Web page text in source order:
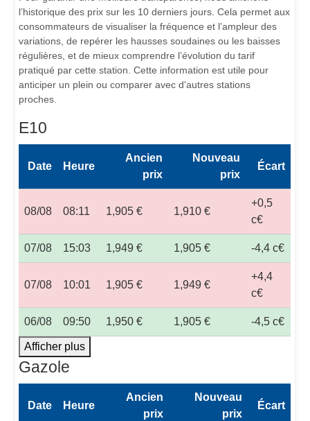
l’historique des prix sur les 10 derniers jours. Cela permet aux
consommateurs de visualiser la fréquence et l’ampleur des
variations, de repérer les hausses soudaines ou les baisses
régulières, et de mieux comprendre l’évolution du tarif
pratiqué par cette station. Cette information est utile pour
anticiper un plein ou comparer avec d'autres stations
proches.
E10
Date Heure
Ancien
prix
Nouveau
prix
Écart
08/08 08:11 1,905 € 1,910 €
+0,5
c€
07/08 15:03 1,949 € 1,905 € -4,4 c€
07/08 10:01 1,905 € 1,949 €
+4,4
c€
06/08 09:50 1,950 € 1,905 € -4,5 c€
Afficher plus
Gazole
Date Heure
Ancien
prix
Nouveau
prix
Écart